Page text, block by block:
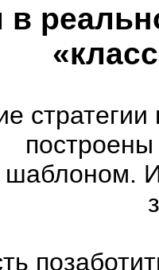
в
построены